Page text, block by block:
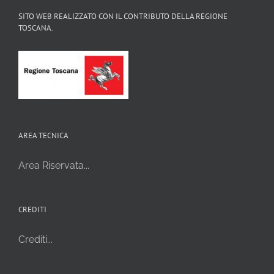
SITO WEB REALIZZATO CON IL CONTRIBUTO DELLA REGIONE
TOSCANA.
AREA TECNICA
Area Riservata...
CREDITI
Crediti...